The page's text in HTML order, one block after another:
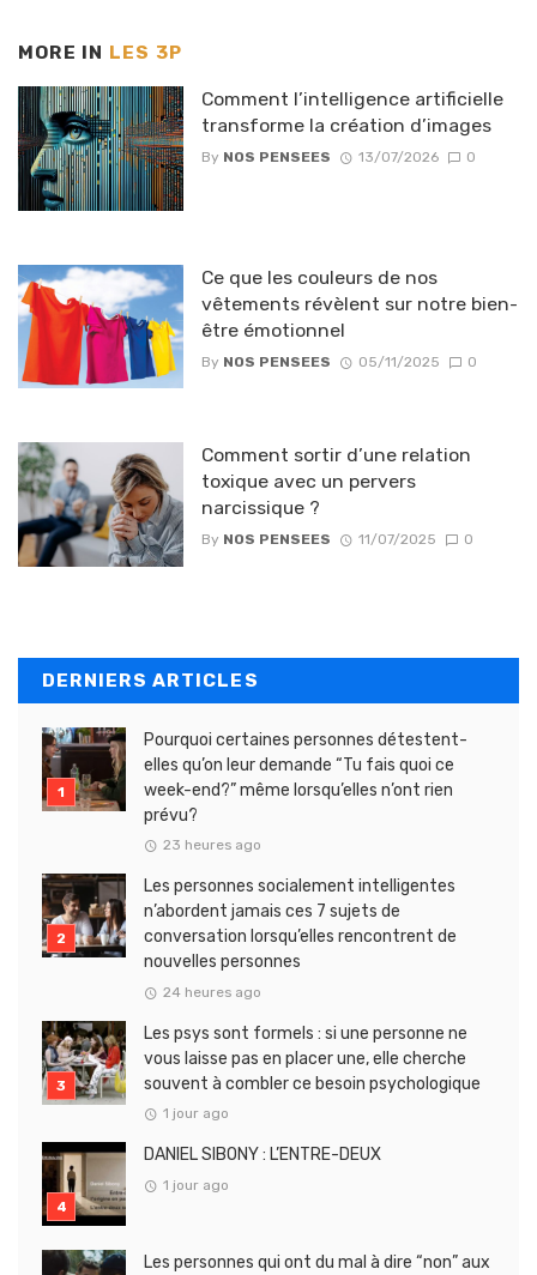
MORE IN LES 3P
Comment l’intelligence artificielle
transforme la création d’images
By NOS PENSEES 13/07/2026 0
Ce que les couleurs de nos
vêtements révèlent sur notre bien-
être émotionnel
By NOS PENSEES 05/11/2025 0
Comment sortir d’une relation
toxique avec un pervers
narcissique ?
By NOS PENSEES 11/07/2025 0
DERNIERS ARTICLES
Pourquoi certaines personnes détestent-
elles qu’on leur demande “Tu fais quoi ce
week-end?” même lorsqu’elles n’ont rien
prévu?
23 heures ago
Les personnes socialement intelligentes
n’abordent jamais ces 7 sujets de
conversation lorsqu’elles rencontrent de
nouvelles personnes
24 heures ago
Les psys sont formels : si une personne ne
vous laisse pas en placer une, elle cherche
souvent à combler ce besoin psychologique
1 jour ago
DANIEL SIBONY : L’ENTRE-DEUX
1 jour ago
Les personnes qui ont du mal à dire “non” aux